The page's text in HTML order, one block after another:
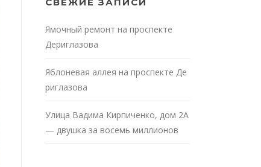
СВЕЖИЕ ЗАПИСИ
Ямочный ремонт на проспекте
Дериглазова
Яблоневая аллея на проспекте Де
риглазова
Улица Вадима Кирпиченко, дом 2А
— двушка за восемь миллионов